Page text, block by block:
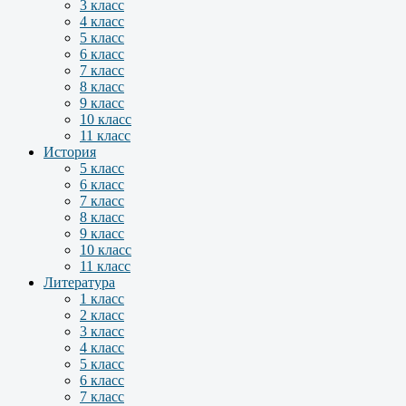
3 класс
4 класс
5 класс
6 класс
7 класс
8 класс
9 класс
10 класс
11 класс
История
5 класс
6 класс
7 класс
8 класс
9 класс
10 класс
11 класс
Литература
1 класс
2 класс
3 класс
4 класс
5 класс
6 класс
7 класс